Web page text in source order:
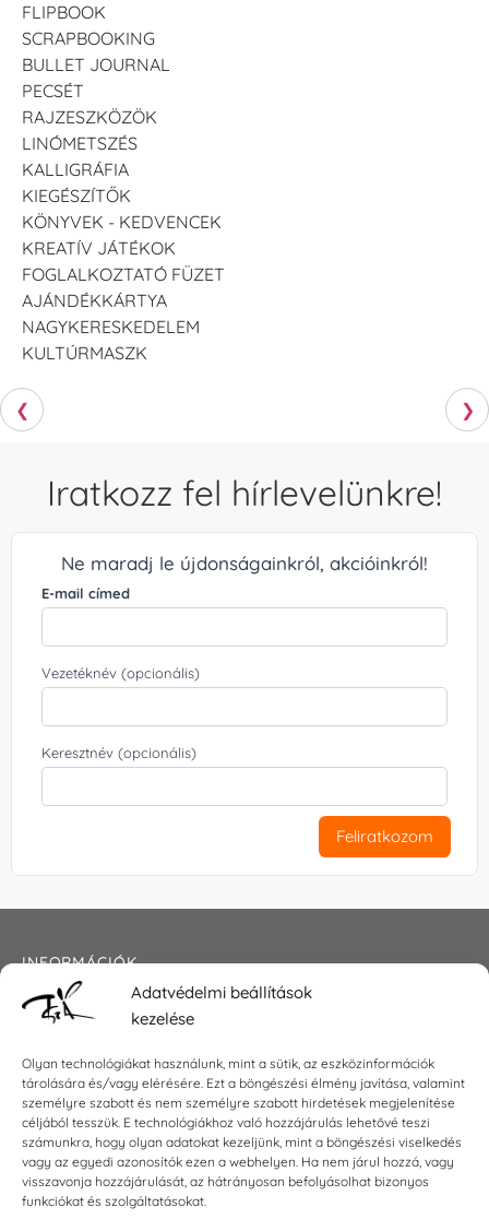
Adatvédelmi beállítások
kezelése
Olyan technológiákat használunk, mint a sütik, az eszközinformációk
tárolására és/vagy elérésére. Ezt a böngészési élmény javítása, valamint
személyre szabott és nem személyre szabott hirdetések megjelenítése
céljából tesszük. E technológiákhoz való hozzájárulás lehetővé teszi
számunkra, hogy olyan adatokat kezeljünk, mint a böngészési viselkedés
vagy az egyedi azonosítók ezen a webhelyen. Ha nem járul hozzá, vagy
visszavonja hozzájárulását, az hátrányosan befolyásolhat bizonyos
funkciókat és szolgáltatásokat.
FLIPBOOK
SCRAPBOOKING
BULLET JOURNAL
PECSÉT
RAJZESZKÖZÖK
LINÓMETSZÉS
KALLIGRÁFIA
KIEGÉSZÍTŐK
KÖNYVEK - KEDVENCEK
KREATÍV JÁTÉKOK
FOGLALKOZTATÓ FÜZET
AJÁNDÉKKÁRTYA
NAGYKERESKEDELEM
KULTÚRMASZK
❮ ❯
Iratkozz fel hírlevelünkre!
Ne maradj le újdonságainkról, akcióinkról!
E-mail címed
Vezetéknév (opcionális)
Keresztnév (opcionális)
Feliratkozom
INFORMÁCIÓK
Általános szerződési feltételek
Impresszum
KAPCSOLAT
E-mail:shop@torokszilvi.com
Telefon: +36 30 6767872